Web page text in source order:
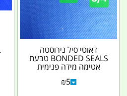
דאוטי סיל נירוסטה
BONDED SEALS טבעת
אטימה מידה פנימית
16...
₪5